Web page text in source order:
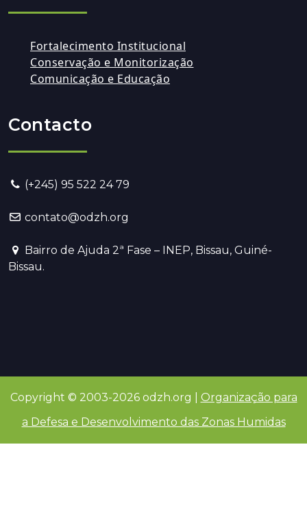
Fortalecimento Institucional
Conservação e Monitorização
Comunicação e Educação
Contacto
(+245) 95 522 24 79
contato@odzh.org
Bairro de Ajuda 2ª Fase – INEP, Bissau, Guiné-
Bissau.
Copyright © 2003-2026 odzh.org | Organização para
a Defesa e Desenvolvimento das Zonas Humidas